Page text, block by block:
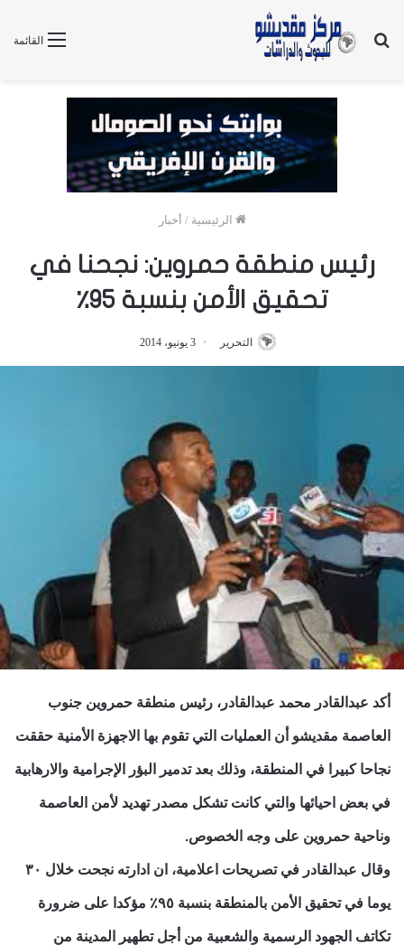
القائمة
بحث
الرئيسية / أخبار
رئيس منطقة حمروين: نجحنا في
تحقيق الأمن بنسبة ٩٥٪
التحرير 3 يونيو، 2014
أكد عبدالقادر محمد عبدالقادر، رئيس منطقة حمروين جنوب
العاصمة مقديشو أن العمليات التي تقوم بها الاجهزة الأمنية حققت
نجاحا كبيرا في المنطقة، وذلك بعد تدمير البؤر الإجرامية والارهابية
في بعض احيائها والتي كانت تشكل مصدر تهديد لأمن العاصمة
وناحية حمروين على وجه الخصوص.
وقال عبدالقادر في تصريحات اعلامية، ان ادارته نجحت خلال ٣٠
يوما في تحقيق الأمن بالمنطقة بنسبة ٩٥٪ مؤكدا على ضرورة
تكاتف الجهود الرسمية والشعبية من أجل تطهير المدينة من